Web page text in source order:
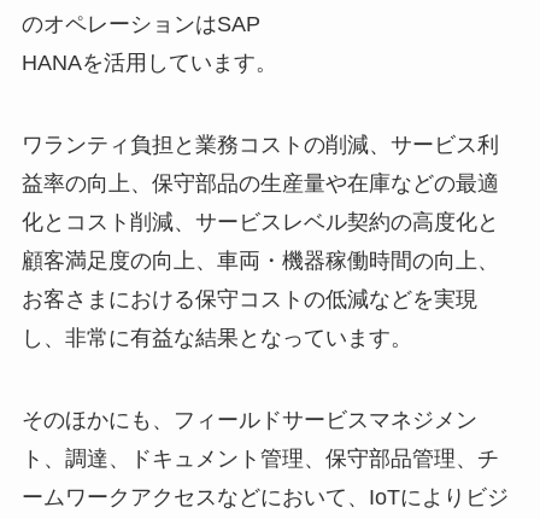
のオペレーションはSAP
HANAを活用しています。
ワランティ負担と業務コストの削減、サービス利
益率の向上、保守部品の生産量や在庫などの最適
化とコスト削減、サービスレベル契約の高度化と
顧客満足度の向上、車両・機器稼働時間の向上、
お客さまにおける保守コストの低減などを実現
し、非常に有益な結果となっています。
そのほかにも、フィールドサービスマネジメン
ト、調達、ドキュメント管理、保守部品管理、チ
ームワークアクセスなどにおいて、IoTによりビジ